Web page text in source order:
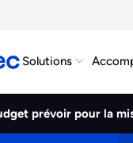
Solutions
prévoir pour la